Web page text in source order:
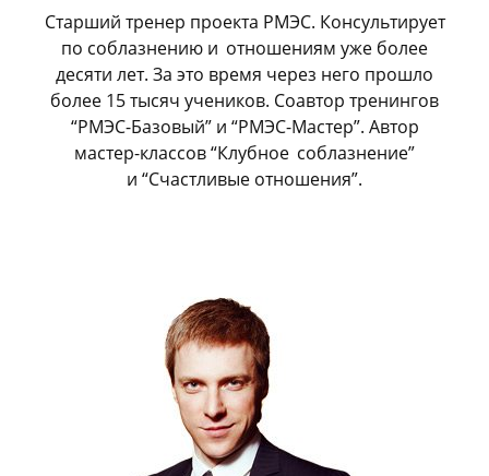
Старший тренер проекта РМЭС. Консультирует
по соблазнению и отношениям уже более
десяти лет. За это время через него прошло
более 15 тысяч учеников. Соавтор тренингов
“РМЭС-Базовый” и “РМЭС-Мастер”. Автор
мастер-классов “Клубное соблазнение”
и “Счастливые отношения”.